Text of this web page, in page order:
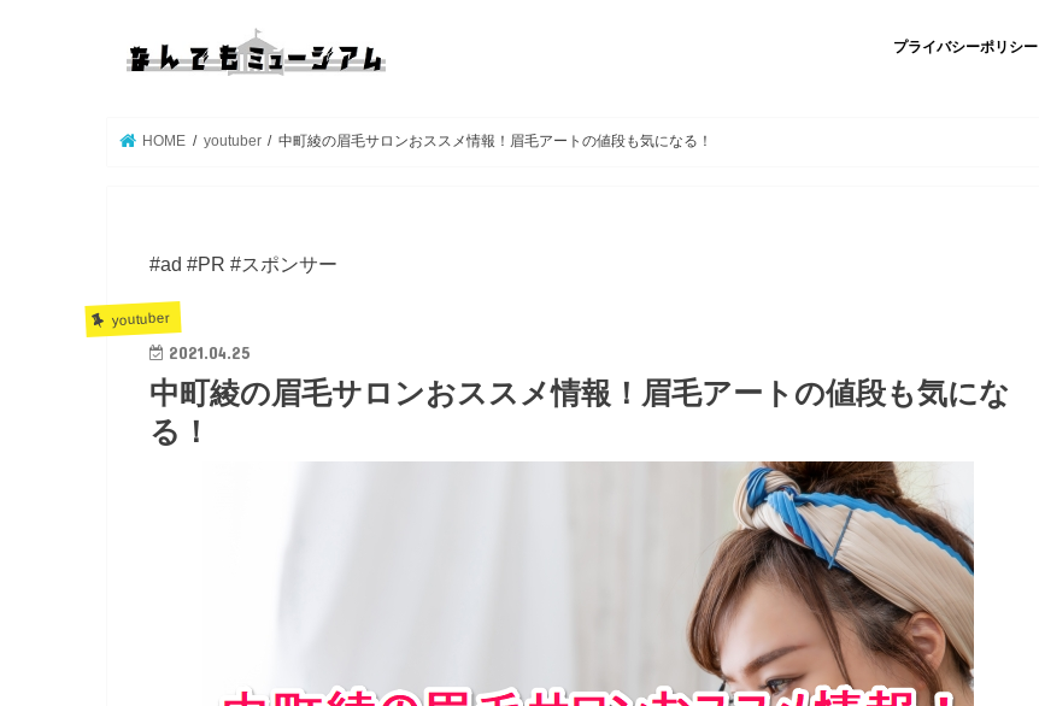
プライバシーポリシー
HOME youtuber 中町綾の眉毛サロンおススメ情報！眉毛アートの値段も気になる！
#ad #PR #スポンサー
youtuber
2021.04.25
中町綾の眉毛サロンおススメ情報！眉毛アートの値段も気にな
る！